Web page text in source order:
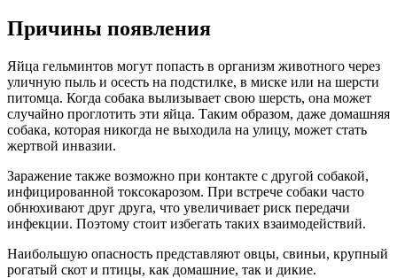
Причины появления
Яйца гельминтов могут попасть в организм животного через
уличную пыль и осесть на подстилке, в миске или на шерсти
питомца. Когда собака вылизывает свою шерсть, она может
случайно проглотить эти яйца. Таким образом, даже домашняя
собака, которая никогда не выходила на улицу, может стать
жертвой инвазии.
Заражение также возможно при контакте с другой собакой,
инфицированной токсокарозом. При встрече собаки часто
обнюхивают друг друга, что увеличивает риск передачи
инфекции. Поэтому стоит избегать таких взаимодействий.
Наибольшую опасность представляют овцы, свиньи, крупный
рогатый скот и птицы, как домашние, так и дикие.